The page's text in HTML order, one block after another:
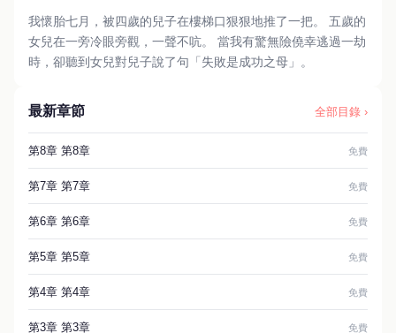
我懷胎七月，被四歲的兒子在樓梯口狠狠地推了一把。 五歲的
女兒在一旁冷眼旁觀，一聲不吭。 當我有驚無險僥幸逃過一劫
時，卻聽到女兒對兒子說了句「失敗是成功之母」。
最新章節 全部目錄 ›
第8章 第8章 免費
第7章 第7章 免費
第6章 第6章 免費
第5章 第5章 免費
第4章 第4章 免費
第3章 第3章 免費